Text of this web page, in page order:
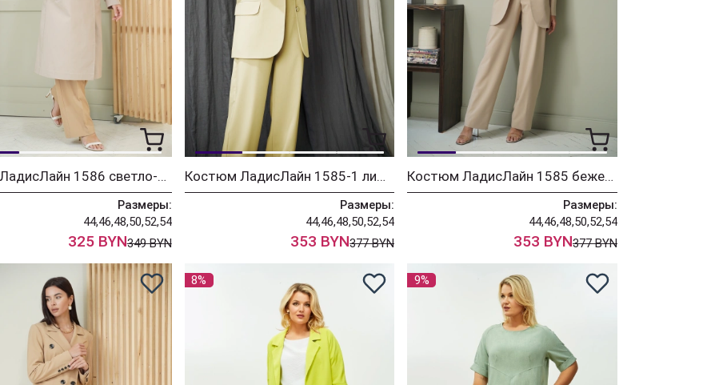
Плащ ЛадисЛайн 1586 светло-бежевый
Размеры:
44,46,48,50,52,54
325 BYN349 BYN
Костюм ЛадисЛайн 1585-1 лимонно-кремовый
Размеры:
44,46,48,50,52,54
353 BYN377 BYN
Костюм ЛадисЛайн 1585 бежевый
Размеры:
44,46,48,50,52,54
353 BYN377 BYN
8% 9%